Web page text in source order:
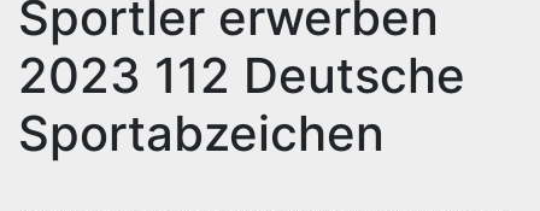
Sportler erwerben
2023 112 Deutsche
Sportabzeichen